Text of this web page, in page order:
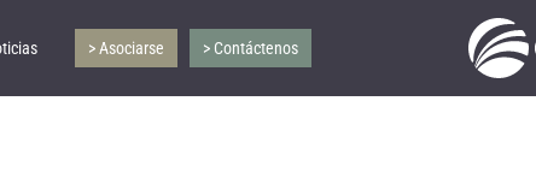
> Asociarse > Contáctenos